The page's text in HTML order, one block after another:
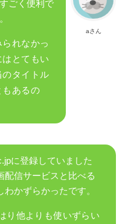
aさん
ごく便利で
れなかっ
とてもい
のタイトル
もあるの
に登録していました
配信サービスと比べる
かずらかったです。
り他よりも使いずらい